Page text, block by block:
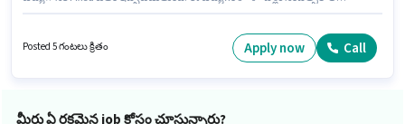
అసిస్టెంట్ మేనేజర్ ఉద్యోగానికి క్రియాశీలకంగా నియామకం జరుగుతోంది.
Posted 5 గంటలు క్రితం Apply now Call